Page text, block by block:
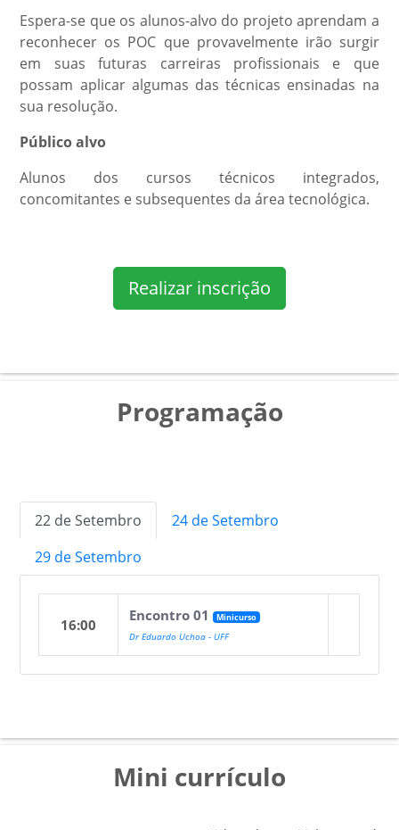
Espera-se que os alunos-alvo do projeto aprendam a
reconhecer os POC que provavelmente irão surgir
em suas futuras carreiras profissionais e que
possam aplicar algumas das técnicas ensinadas na
sua resolução.
Público alvo
Alunos dos cursos técnicos integrados,
concomitantes e subsequentes da área tecnológica.
Realizar inscrição
Programação
22 de Setembro
24 de Setembro
29 de Setembro
16:00
Encontro 01 Minicurso
Dr Eduardo Uchoa - UFF
Mini currículo